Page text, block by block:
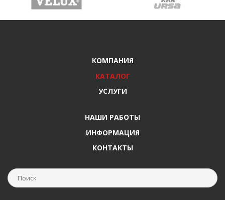
КОМПАНИЯ
КАТАЛОГ
УСЛУГИ
НАШИ РАБОТЫ
ИНФОРМАЦИЯ
КОНТАКТЫ